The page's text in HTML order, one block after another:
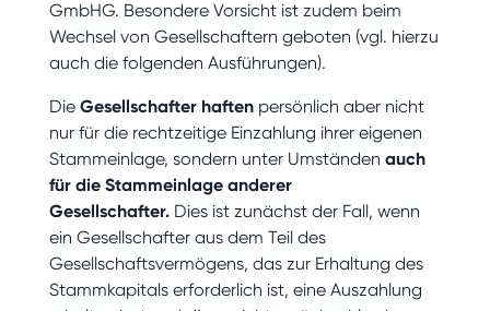
GmbHG. Besondere Vorsicht ist zudem beim
Wechsel von Gesellschaftern geboten (vgl. hierzu
auch die folgenden Ausführungen).
Die Gesellschafter haftenpersönlich aber nicht
nur für die rechtzeitige Einzahlung ihrer eigenen
Stammeinlage, sondern unter Umständen auch
für die Stammeinlage anderer
Gesellschafter.Dies ist zunächst der Fall, wenn
ein Gesellschafter aus dem Teil des
Gesellschaftsvermögens, das zur Erhaltung des
Stammkapitals erforderlich ist, eine Auszahlung